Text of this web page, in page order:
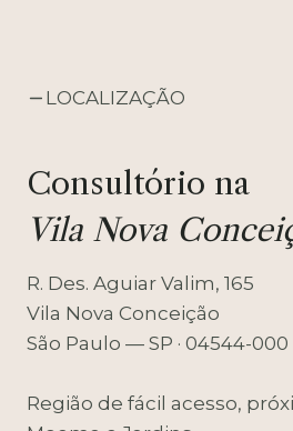
LOCALIZAÇÃO
Consultório na
Vila Nova
R. Des. Aguiar Valim, 165
Vila Nova Conceição
São Paulo — SP · 04544-000
Região de fácil acesso,